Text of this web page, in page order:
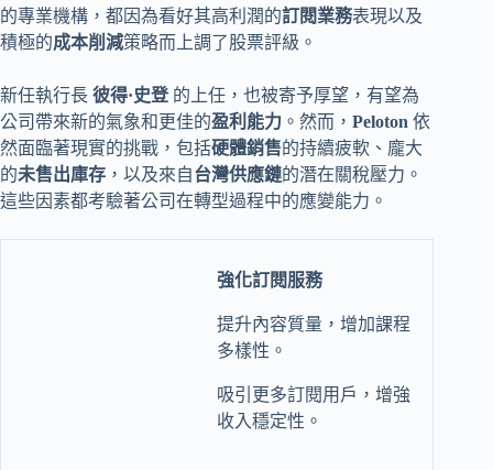
的專業機構，都因為看好其高利潤的訂閱業務表現以及
積極的成本削減策略而上調了股票評級。
新任執行長 彼得·史登的上任，也被寄予厚望，有望為
公司帶來新的氣象和更佳的盈利能力 。然而， Peloton 依
然面臨著現實的挑戰，包括硬體銷售的持續疲軟、龐大
的未售出庫存 ，以及來自台灣供應鏈的潛在關稅壓力。
這些因素都考驗著公司在轉型過程中的應變能力。
強化訂閱服務
提升內容質量，增加課程
多樣性。
吸引更多訂閱用戶，增強
收入穩定性。